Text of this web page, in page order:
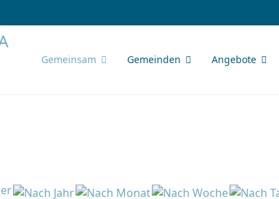
Gemeinsam Gemeinden Angebote